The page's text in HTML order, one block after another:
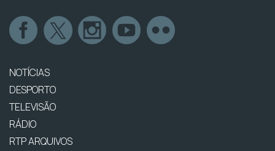
NOTÍCIAS
DESPORTO
TELEVISÃO
RÁDIO
RTP ARQUIVOS